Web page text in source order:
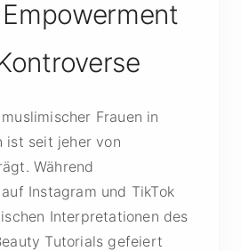
Frauen in
ist seit jeher von
Während
Instagram und TikTok
Interpretationen des
Tutorials gefeiert